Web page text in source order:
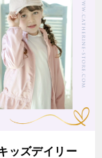
ッズデイリー